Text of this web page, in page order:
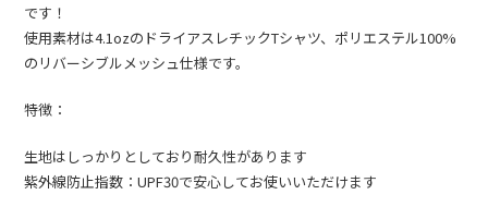
です！
使用素材は4.1ozのドライアスレチックTシャツ、ポリエステル100%
のリバーシブルメッシュ仕様です。
特徴：
生地はしっかりとしており耐久性があります
紫外線防止指数：UPF30で安心してお使いいただけます